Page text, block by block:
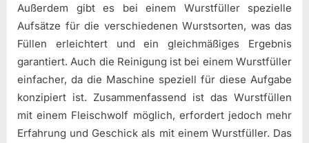
Außerdem gibt es bei einem Wurstfüller spezielle
Aufsätze für die verschiedenen Wurstsorten, was das
Füllen erleichtert und ein gleichmäßiges Ergebnis
garantiert. Auch die Reinigung ist bei einem Wurstfüller
einfacher, da die Maschine speziell für diese Aufgabe
konzipiert ist. Zusammenfassend ist das Wurstfüllen
mit einem Fleischwolf möglich, erfordert jedoch mehr
Erfahrung und Geschick als mit einem Wurstfüller. Das